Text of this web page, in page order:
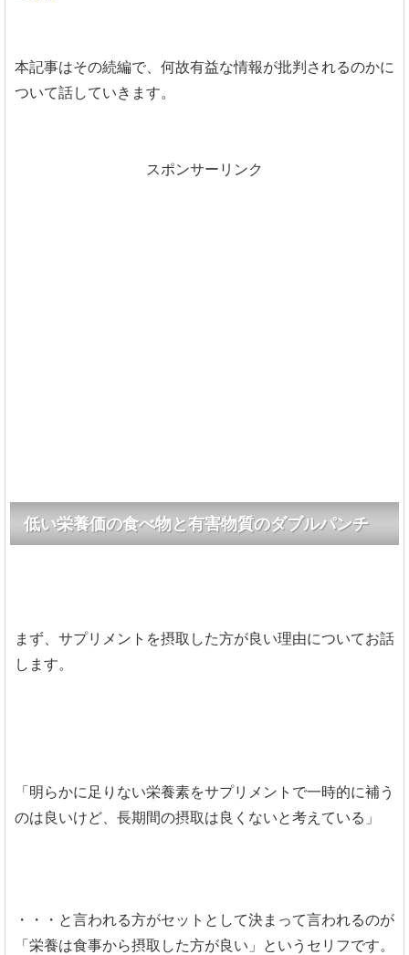
本記事はその続編で、何故有益な情報が批判されるのかに
ついて話していきます。
スポンサーリンク
低い栄養価の食べ物と有害物質のダブルパンチ
まず、サプリメントを摂取した方が良い理由についてお話
します。
「明らかに足りない栄養素をサプリメントで一時的に補う
のは良いけど、長期間の摂取は良くないと考えている」
・・・と言われる方がセットとして決まって言われるのが
「栄養は食事から摂取した方が良い」というセリフです。